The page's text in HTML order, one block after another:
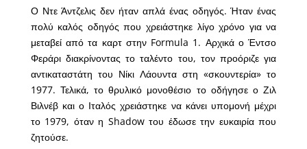
Ο Ντε Άντζελις δεν ήταν απλά ένας οδηγός. Ήταν ένας
πολύ καλός οδηγός που χρειάστηκε λίγο χρόνο για να
μεταβεί από τα καρτ στην Formula 1. Αρχικά ο Έντσο
Φεράρι διακρίνοντας το ταλέντο του, τον προόριζε για
αντικαταστάτη του Νίκι Λάουντα στη «σκουντερία» το
1977. Τελικά, το θρυλικό μονοθέσιο το οδήγησε ο Ζιλ
Βιλνέβ και ο Ιταλός χρειάστηκε να κάνει υπομονή μέχρι
το 1979, όταν η Shadow του έδωσε την ευκαιρία που
ζητούσε.